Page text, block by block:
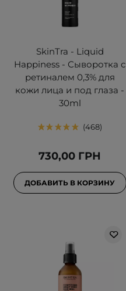
SkinTra - Liquid
Happiness - Сыворотка с
ретиналем 0,3% для
кожи лица и под глаза -
30ml
468
730,00 ГРН
ДОБАВИТЬ В КОРЗИНУ